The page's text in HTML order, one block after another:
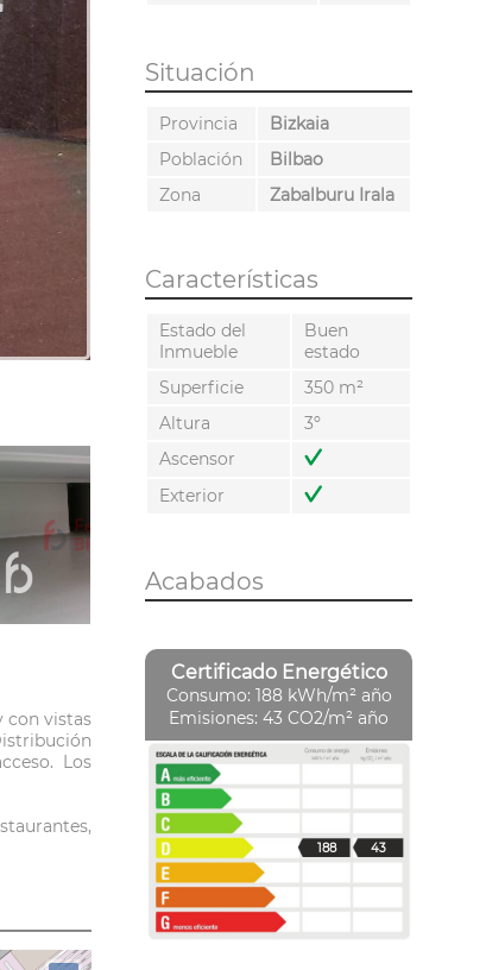
con vistas
Los
Situación
Provincia
Bizkaia
Población
Bilbao
Zona
Zabalburu Irala
Características
Estado del
Inmueble
Buen
estado
Superficie
350 m²
Altura
3º
Ascensor
Exterior
Acabados
Certificado Energético
Consumo: 188 kWh/m² año
Emisiones: 43 CO2/m² año
188 43